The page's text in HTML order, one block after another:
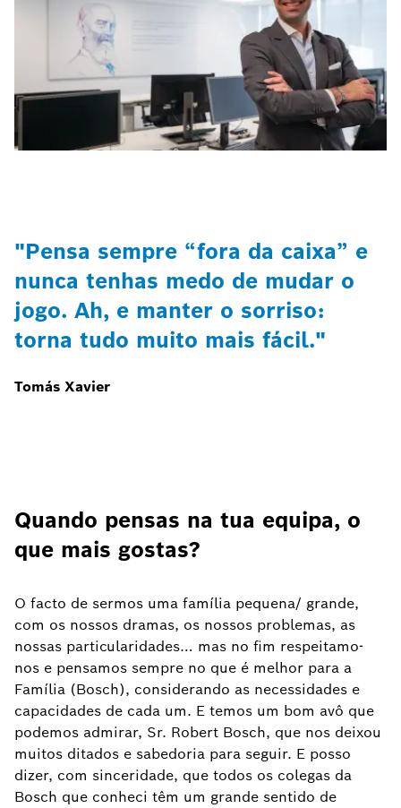
"Pensa sempre “fora da caixa” e
nunca tenhas medo de mudar o
jogo. Ah, e manter o sorriso:
torna tudo muito mais fácil."
Tomás Xavier
Quando pensas na tua equipa, o
que mais gostas?
O facto de sermos uma família pequena/ grande,
com os nossos dramas, os nossos problemas, as
nossas particularidades… mas no fim respeitamo-
nos e pensamos sempre no que é melhor para a
Família (Bosch), considerando as necessidades e
capacidades de cada um. E temos um bom avô que
podemos admirar, Sr. Robert Bosch, que nos deixou
muitos ditados e sabedoria para seguir. E posso
dizer, com sinceridade, que todos os colegas da
Bosch que conheci têm um grande sentido de